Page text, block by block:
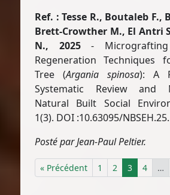
Ref. : Tesse R., Boutaleb F.,
Brett-Crowther M., El Antri
N., 2025-
Regeneration Techniques
Tree (Argania spinosa): A
Systematic Review and
Natural Built Social
1(3). DOI :10.63095/
Posté par Jean-Paul Peltier.
« Précédent 1 2 3 4 …